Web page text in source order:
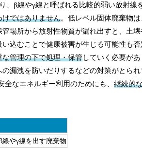
β線やγ線と呼ばれる比較的弱い放射線
ではありません。低レベル固体廃棄物は
場所から放射性物質が漏れ出すと、土
込むことで健康被害が生じる可能性も否
な管理の下で処理・保管していく必要が
漏洩を防いだりするなどの対策がとら
全なエネルギー利用のためにも、 継続的
やγ線を出す廃棄物